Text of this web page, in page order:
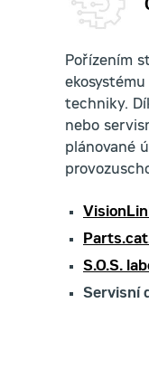
Pořízením
techniky.
nebo
plánované
S.O.S.
Servisní